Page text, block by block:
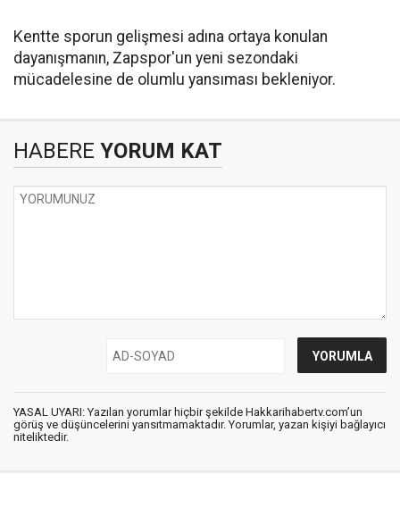
Kentte sporun gelişmesi adına ortaya konulan
dayanışmanın, Zapspor'un yeni sezondaki
mücadelesine de olumlu yansıması bekleniyor.
HABERE YORUM KAT
YASAL UYARI: Yazılan yorumlar hiçbir şekilde Hakkarihabertv.com’un
görüş ve düşüncelerini yansıtmamaktadır. Yorumlar, yazan kişiyi bağlayıcı
niteliktedir.